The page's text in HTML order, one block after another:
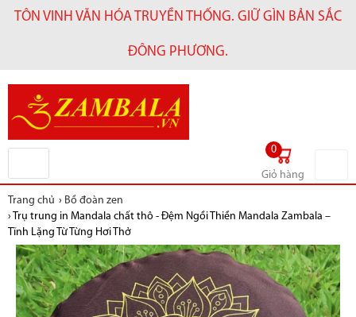
TÔN VINH VĂN HÓA TRUYỀN THỐNG. GIỮ GÌN BẢN SẮC
ĐÔNG PHƯƠNG.
0
Giỏ hàng
Trang chủ › Bồ đoàn zen
›
Trụ trung in Mandala chất thô - Đệm Ngồi Thiền Mandala Zambala –
Tĩnh Lặng Từ Từng Hơi Thở